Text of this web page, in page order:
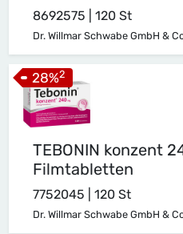
8692575 | 120 St
Dr. Willmar Schwabe GmbH &
TEBONIN konzent
Filmtabletten
7752045 | 120 St
Dr. Willmar Schwabe GmbH &
28%2